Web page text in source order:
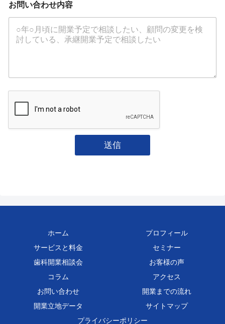
お問い合わせ内容
送信
ホーム
プロフィール
サービスと料金
セミナー
歯科開業相談会
お客様の声
コラム
アクセス
お問い合わせ
開業までの流れ
開業立地データ
サイトマップ
プライバシーポリシー